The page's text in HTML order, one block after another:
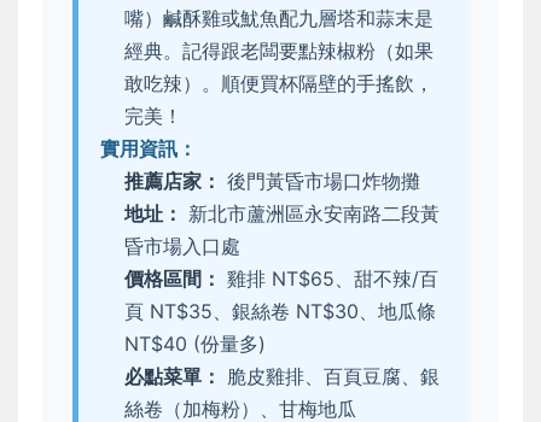
嘴）鹹酥雞或魷魚配九層塔和蒜末是
經典。記得跟老闆要點辣椒粉（如果
敢吃辣）。順便買杯隔壁的手搖飲，
完美！
實用資訊：
推薦店家： 後門黃昏市場口炸物攤
地址： 新北市蘆洲區永安南路二段黃
昏市場入口處
價格區間： 雞排 NT$65、甜不辣/百
頁 NT$35、銀絲卷 NT$30、地瓜條
NT$40 (份量多)
必點菜單： 脆皮雞排、百頁豆腐、銀
絲卷（加梅粉）、甘梅地瓜